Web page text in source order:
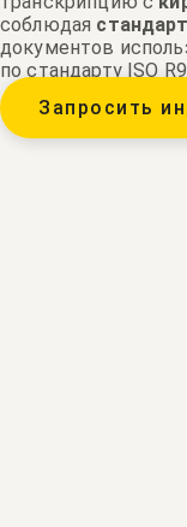
соблюдая
документов
по стандарту ISO
Запросить